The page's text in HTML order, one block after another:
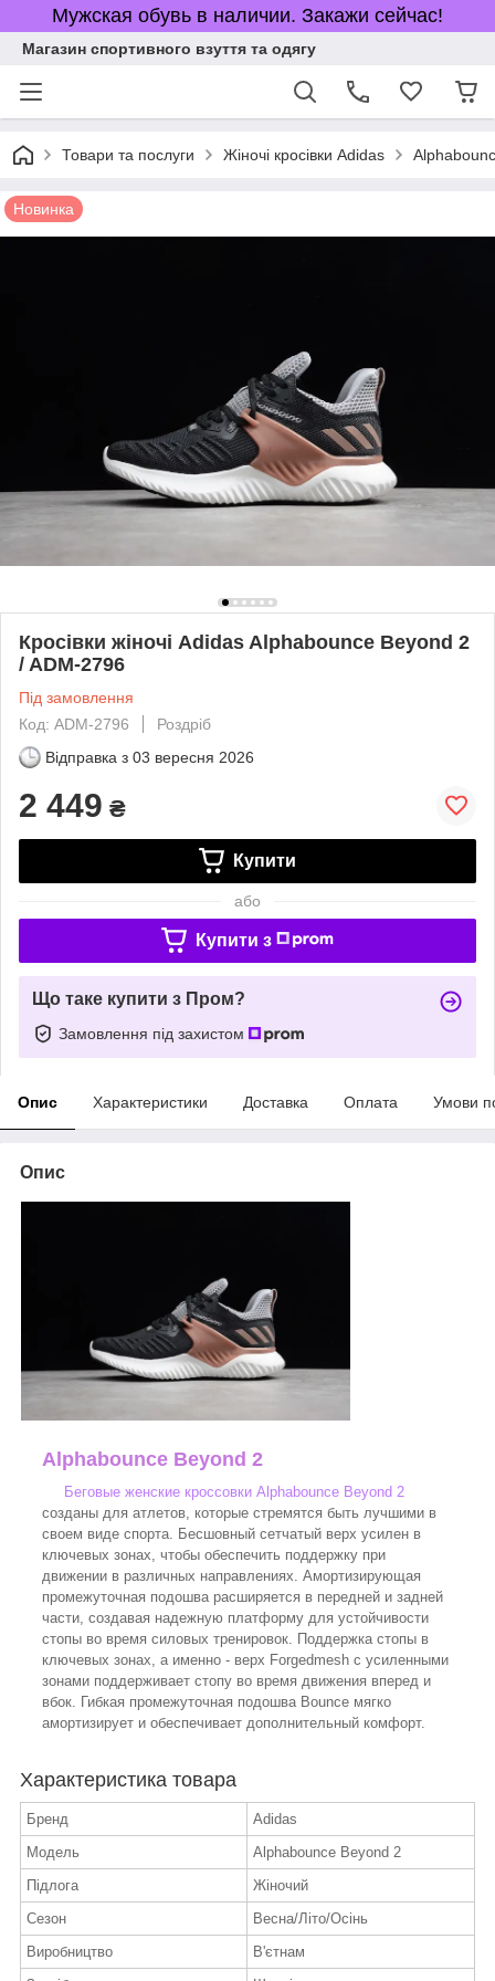
Мужская обувь в наличии. Закажи сейчас!
Магазин спортивного взуття та одягу
Товари та послуги Жіночі кросівки Adidas
Новинка
Кросівки жіночі Adidas Alphabounce Beyond 2
/ ADM-2796
Під замовлення
Код: ADM-2796
Роздріб
Відправка з 03 вересня 2026
2 449 ₴
Купити
або
Купити з
Що таке купити з Пром?
Замовлення під захистом
Опис Характеристики Доставка Оплата Умови
Опис
Alphabounce Beyond 2
Беговые женские кроссовки Alphabounce Beyond 2
созданы для атлетов, которые стремятся быть лучшими в
своем виде спорта. Бесшовный сетчатый верх усилен в
ключевых зонах, чтобы обеспечить поддержку при
движении в различных направлениях. Амортизирующая
промежуточная подошва расширяется в передней и задней
части, создавая надежную платформу для устойчивости
стопы во время силовых тренировок. Поддержка стопы в
ключевых зонах, а именно - верх Forgedmesh с усиленными
зонами поддерживает стопу во время движения вперед и
вбок. Гибкая промежуточная подошва Bounce мягко
амортизирует и обеспечивает дополнительный комфорт.
Характеристика товара
Бренд
Adidas
Модель
Alphabounce Beyond 2
Підлога
Жіночий
Сезон
Весна/Літо/Осінь
Виробництво
В'єтнам